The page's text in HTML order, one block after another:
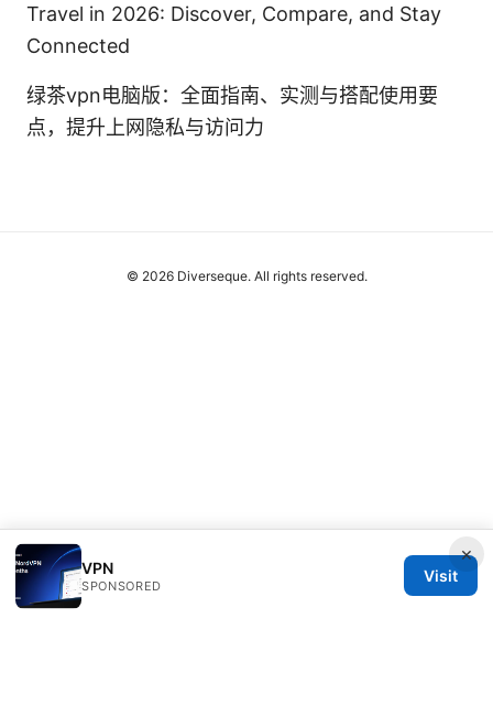
Travel in 2026: Discover, Compare, and Stay
Connected
绿茶vpn电脑版：全面指南、实测与搭配使用要
点，提升上网隐私与访问力
×
VPN
SPONSORED
Visit
© 2026 Diverseque. All rights reserved.